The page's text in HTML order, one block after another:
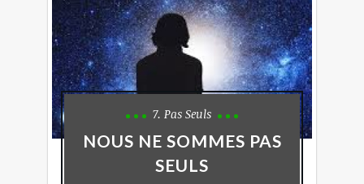
7. Pas Seuls
NOUS NE SOMMES PAS
SEULS